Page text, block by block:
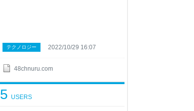
48chnuru.com
テクノロジー 2022/10/29 16:07
5 USERS